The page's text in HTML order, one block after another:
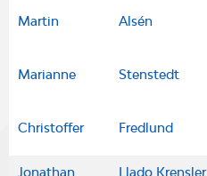
Martin Alsén
Marianne Stenstedt
Christoffer Fredlund
Jonathan Llado Krensler